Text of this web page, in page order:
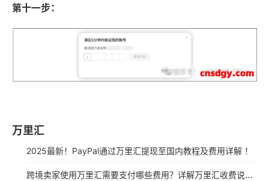
第十一步：
万里汇
2025最新！PayPal通过万里汇提现至国内教程及费用详解 ！
跨境卖家使用万里汇需要支付哪些费用？详解万里汇收费说明（2025年最新版）